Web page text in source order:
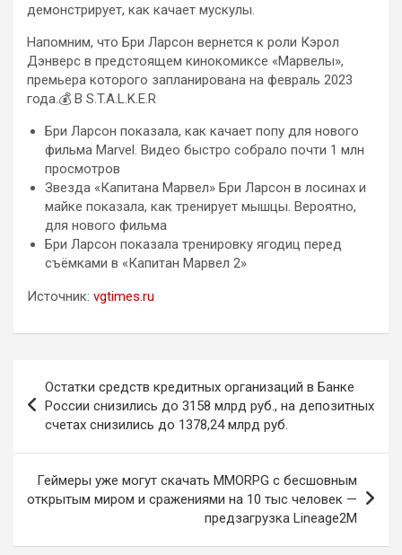
демонстрирует, как качает мускулы.
Напомним, что Бри Ларсон вернется к роли Кэрол
Дэнверс в предстоящем кинокомиксе «Марвелы»,
премьера которого запланирована на февраль 2023
года.💰 В S.T.A.L.K.E.R
Бри Ларсон показала, как качает попу для нового
фильма Marvel. Видео быстро собрало почти 1 млн
просмотров
Звезда «Капитана Марвел» Бри Ларсон в лосинах и
майке показала, как тренирует мышцы. Вероятно,
для нового фильма
Бри Ларсон показала тренировку ягодиц перед
съёмками в «Капитан Марвел 2»
Источник: vgtimes.ru
по
записям
Остатки средств кредитных организаций в Банке
России снизились до 3158 млрд руб., на депозитных
счетах снизились до 1378,24 млрд руб.
Геймеры уже могут скачать MMORPG с бесшовным
открытым миром и сражениями на 10 тыс человек —
предзагрузка Lineage2M